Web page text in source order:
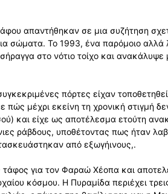
απαντήθηκαν σε μια συζήτηση
σώματα. Το 1993, ένα παρόμοιο αλλά
στο νότιο τοίχο και ανακάλυψε
πόρτες είχαν
μέχρι εκείνη τη χρονική στιγμή
και είχε ως αποτέλεσμα ετούτη
ράβδους, υποθέτοντας πως ήταν
από εξωγήινους,.
για τον Φαραώ Χέοπα και
κόσμου. Η Πυραμίδα περιέχει